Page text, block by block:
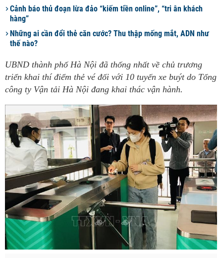
Cảnh báo thủ đoạn lừa đảo “kiếm tiền online”, “tri ân khách
hàng”
Những ai cần đổi thẻ căn cước? Thu thập mống mắt, ADN như
thế nào?
UBND thành phố Hà Nội đã thống nhất về chủ trương
triển khai thí điểm thẻ vé đối với 10 tuyến xe buýt do Tổng
công ty Vận tải Hà Nội đang khai thác vận hành.